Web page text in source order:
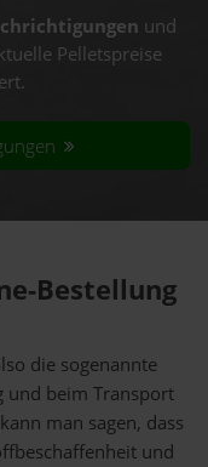
und
Pelletspreise
Bestellung
die sogenannte
und beim Transport
man sagen, dass
und